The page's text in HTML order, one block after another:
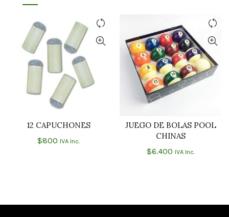
AÑADIR AL CARRITO
12 CAPUCHONES
$800 IVA Inc.
AÑADIR AL CARRITO
JUEGO DE BOLAS POOL
CHINAS
$6.400 IVA Inc.